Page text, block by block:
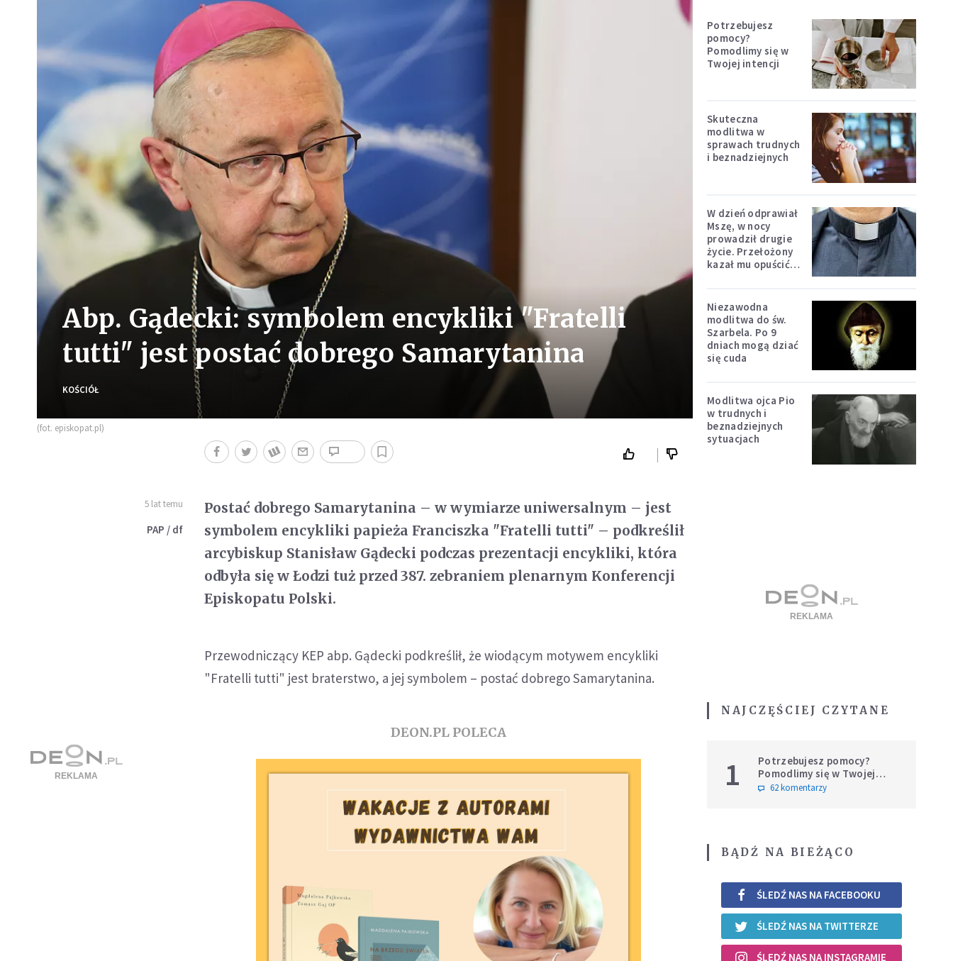
Abp. Gądecki: symbolem encykliki "Fratelli
tutti" jest postać dobrego Samarytanina
KOŚCIÓŁ
(fot. episkopat.pl)
5 lat temu
PAP / df
Postać dobrego Samarytanina – w wymiarze uniwersalnym – jest
symbolem encykliki papieża Franciszka "Fratelli tutti" – podkreślił
arcybiskup Stanisław Gądecki podczas prezentacji encykliki, która
odbyła się w Łodzi tuż przed 387. zebraniem plenarnym Konferencji
Episkopatu Polski.
Przewodniczący KEP abp. Gądecki podkreślił, że wiodącym motywem encykliki
"Fratelli tutti" jest braterstwo, a jej symbolem – postać dobrego Samarytanina.
DEON.PL POLECA
Potrzebujesz
pomocy?
Pomodlimy się w
Twojej intencji
Skuteczna
modlitwa w
sprawach trudnych
i beznadziejnych
W dzień odprawiał
Mszę, w nocy
prowadził drugie
życie. Przełożony
kazał mu opuścić
Niezawodna
modlitwa do św.
Szarbela. Po 9
dniach mogą dziać
się cuda
Modlitwa ojca Pio
w trudnych i
beznadziejnych
sytuacjach
NAJCZĘŚCIEJ CZYTANE
1
Potrzebujesz pomocy?
Pomodlimy się w Twojej
intencji
62 komentarzy
BĄDŹ NA BIEŻĄCO
ŚLEDŹ NAS NA FACEBOOKU
ŚLEDŹ NAS NA TWITTERZE
ŚLEDŹ NAS NA INSTAGRAMIE